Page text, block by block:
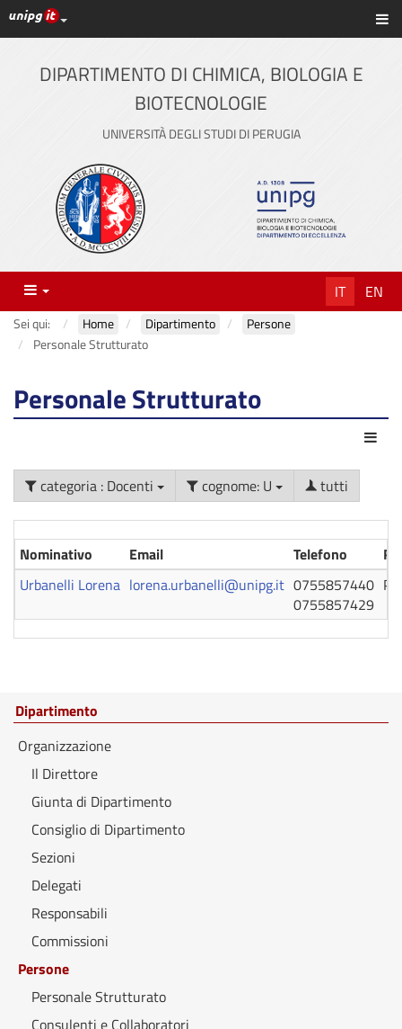
Vai
al
contenuto
principale
Link ai principali servizi web di Ateneo
DIPARTIMENTO DI CHIMICA, BIOLOGIA E
BIOTECNOLOGIE
UNIVERSITÀ DEGLI STUDI DI PERUGIA
Menu IT EN
Sei qui: Home Dipartimento
Persone
Personale Strutturato
Personale Strutturato
categoria : Docenti cognome: U tutti
Nominativo Email Telefono
Urbanelli Lorena lorena.urbanelli@unipg.it 0755857440
0755857429
Dipartimento
Organizzazione
Il Direttore
Giunta di Dipartimento
Consiglio di Dipartimento
Sezioni
Delegati
Responsabili
Commissioni
Persone
Personale Strutturato
Consulenti e Collaboratori